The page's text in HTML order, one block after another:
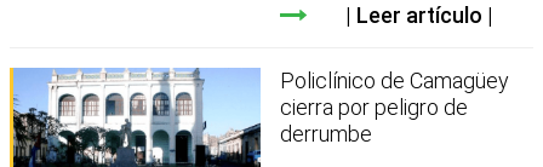
Leer artículo
Policlínico de Camagüey
cierra por peligro de
derrumbe